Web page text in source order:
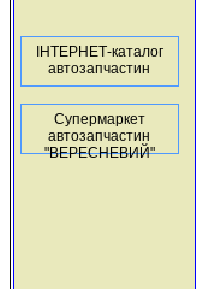
ІНТЕРНЕТ-каталог
автозапчастин
Супермаркет
автозапчастин
"ВЕРЕСНЕВИЙ"